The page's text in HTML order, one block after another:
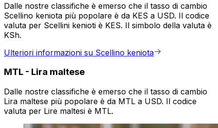
Dalle nostre classifiche è emerso che il tasso di cambio
Scellino keniota più popolare è da KES a USD. Il codice
valuta per Scellini kenioti è KES. Il simbolo della valuta è
KSh.
Ulteriori informazioni su Scellino keniota
MTL - Lira maltese
Dalle nostre classifiche è emerso che il tasso di cambio
Lira maltese più popolare è da MTL a USD. Il codice
valuta per Lire maltesi è MTL.